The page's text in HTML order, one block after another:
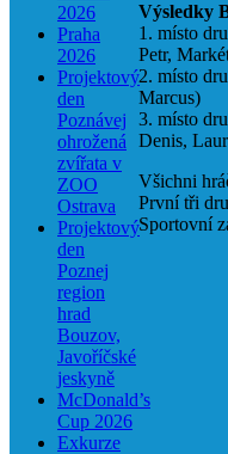
2026
Praha
2026
Projektový
den
Poznávej
ohrožená
zvířata v
ZOO
Ostrava
Projektový
den
Poznej
region
hrad
Bouzov,
Javoříčské
jeskyně
McDonald’s
Cup 2026
Exkurze
Výsledky
1. místo
Petr,
2. místo
Marcus)
3. místo
Denis,
Všichni
První tři
Sportovní